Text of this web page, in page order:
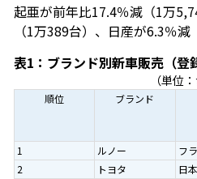
起亜が前年比17.4％減（1万
（1万389台）、日産が6.3％減
表1：ブランド別新車販売（登
（単位
順位 ブランド
1
ルノー フ
2
トヨタ 日本